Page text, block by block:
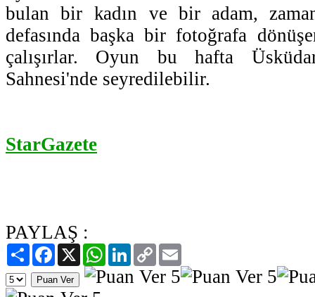
bulan bir kadın ve bir adam,
defasında başka bir fotoğrafa
çalışırlar. Oyun bu hafta
Sahnesi'nde seyredilebilir.
StarGazete
PAYLAŞ :
PaylaşFacebook
X WhatsAppLinkedIn
Copy
Link